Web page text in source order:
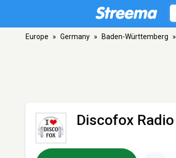
Europe » Germany » Baden-Württemberg »
Discofox Radio